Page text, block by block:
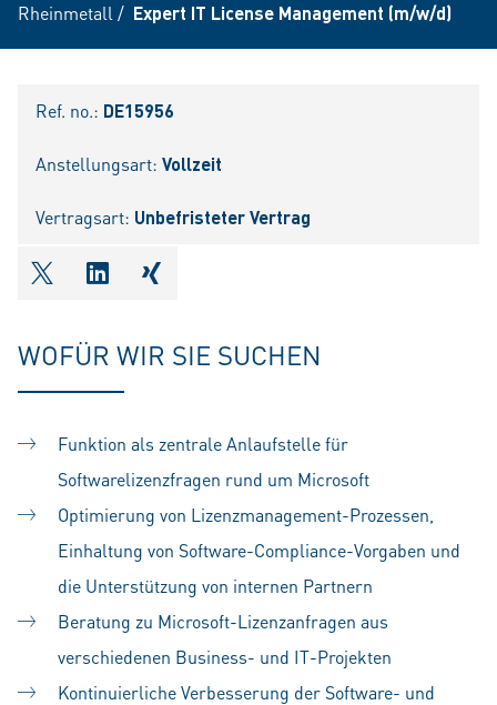
Rheinmetall / Expert IT License Management (m/w/d)
Ref. no.: DE15956
Anstellungsart: Vollzeit
Vertragsart: Unbefristeter Vertrag
shareOntwitter
shareOnlinkedIn
shareOnxing
WOFÜR WIR SIE SUCHEN
Funktion als zentrale Anlaufstelle für
Softwarelizenzfragen rund um Microsoft
Optimierung von Lizenzmanagement-Prozessen,
Einhaltung von Software-Compliance-Vorgaben und
die Unterstützung von internen Partnern
Beratung zu Microsoft-Lizenzanfragen aus
verschiedenen Business- und IT-Projekten
Kontinuierliche Verbesserung der Software- und